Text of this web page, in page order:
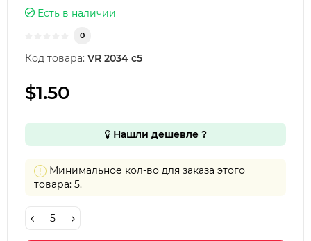
Есть в наличии
0
Код товара: VR 2034 c5
$1.50
Нашли дешевле ?
Минимальное кол-во для заказа этого
товара: 5.